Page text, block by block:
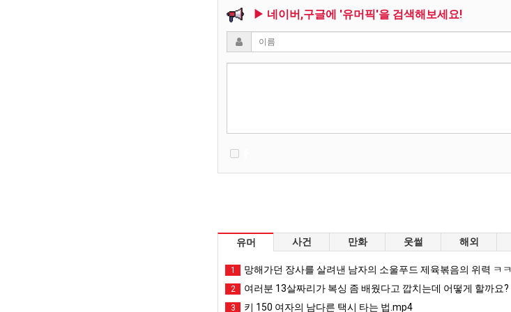
▶ 네이버,구글에 '유머픽'을 검색해보세요!
유머 사건 만화 웃썰 해외
1 망해가던 장사를 살려낸 남자의 소울푸드 제육볶음의 위력 ㅋㅋ
2 여러분 13살짜리가 복싱 좀 배웠다고 깝치는데 어떻게 할까요?
3 키 150 여자의 남다른 택시 타는 법.mp4